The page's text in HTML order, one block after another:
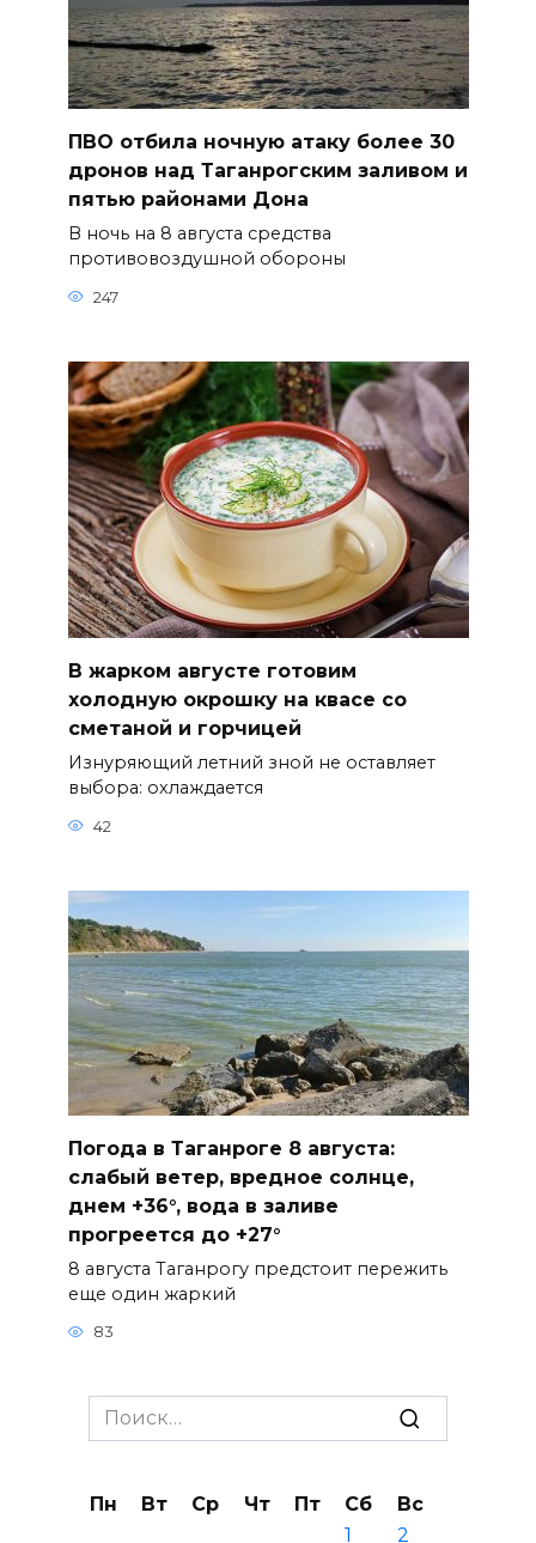
ПВО отбила ночную атаку более 30
дронов над Таганрогским заливом и
пятью районами Дона
В ночь на 8 августа средства
противовоздушной обороны
247
В жарком августе готовим
холодную окрошку на квасе со
сметаной и горчицей
Изнуряющий летний зной не оставляет
выбора: охлаждается
42
Погода в Таганроге 8 августа:
слабый ветер, вредное солнце,
днем +36°, вода в заливе
прогреется до +27°
8 августа Таганрогу предстоит пережить
еще один жаркий
83
Search
for:
Пн Вт Ср Чт Пт Сб
Вс
1
2